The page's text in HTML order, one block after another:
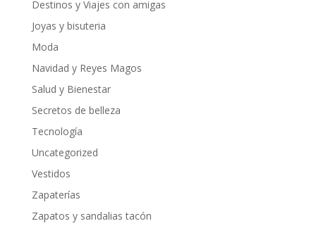
Destinos y Viajes con amigas
Joyas y bisuteria
Moda
Navidad y Reyes Magos
Salud y Bienestar
Secretos de belleza
Tecnología
Uncategorized
Vestidos
Zapaterías
Zapatos y sandalias tacón